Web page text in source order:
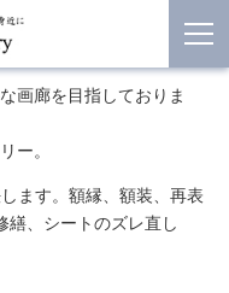
画廊を目指しておりま
ー。
ます。額縁、額装、再表
繕、シートのズレ直し